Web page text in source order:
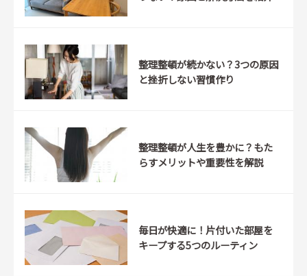
整理整頓が続かない？3つの原因
と挫折しない習慣作り
整理整頓が人生を豊かに？もた
らすメリットや重要性を解説
毎日が快適に！片付いた部屋を
キープする5つのルーティン